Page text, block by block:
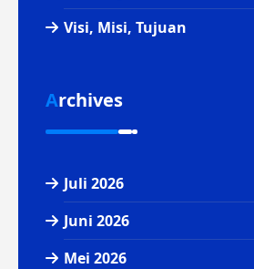
Visi, Misi, Tujuan
Archives
Juli 2026
Juni 2026
Mei 2026